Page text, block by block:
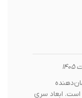
ابعاد سری